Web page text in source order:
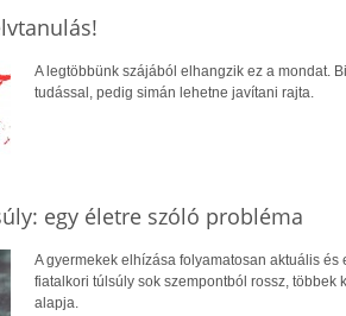
A legtöbbünk szájából elhangzik ez a mondat.
tudással, pedig simán lehetne javítani rajta.
egy életre szóló probléma
A gyermekek elhízása folyamatosan aktuális
fiatalkori túlsúly sok szempontból rossz,
alapja.